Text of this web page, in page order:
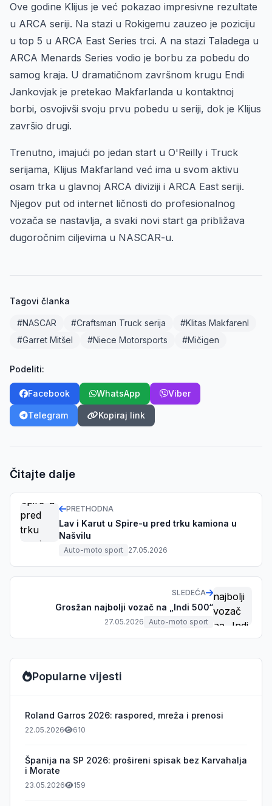
Ove godine Klijus je već pokazao impresivne rezultate
u ARCA seriji. Na stazi u Rokigemu zauzeo je poziciju
u top 5 u ARCA East Series trci. A na stazi Taladega u
ARCA Menards Series vodio je borbu za pobedu do
samog kraja. U dramatičnom završnom krugu Endi
Jankovjak je pretekao Makfarlanda u kontaktnoj
borbi, osvojivši svoju prvu pobedu u seriji, dok je Klijus
završio drugi.
Trenutno, imajući po jedan start u O'Reilly i Truck
serijama, Klijus Makfarland već ima u svom aktivu
osam trka u glavnoj ARCA diviziji i ARCA East seriji.
Njegov put od internet ličnosti do profesionalnog
vozača se nastavlja, a svaki novi start ga približava
dugoročnim ciljevima u NASCAR-u.
Tagovi članka
#NASCAR #Craftsman Truck serija
#Klitas Makfarenl
#Garret Mitšel
#Niece Motorsports #Mičigen
Podeliti:
Facebook WhatsApp Viber
Telegram Kopiraj link
Čitajte dalje
PRETHODNA
Lav i Karut u Spire-u pred trku kamiona u
Našvilu
Auto-moto sport 27.05.2026
SLEDEĆA
Grosžan najbolji vozač na „Indi 500“
27.05.2026 Auto-moto sport
Popularne vijesti
Roland Garros 2026: raspored, mreža i prenosi
22.05.2026 610
Španija na SP 2026: prošireni spisak bez Karvahalja
i Morate
23.05.2026 159